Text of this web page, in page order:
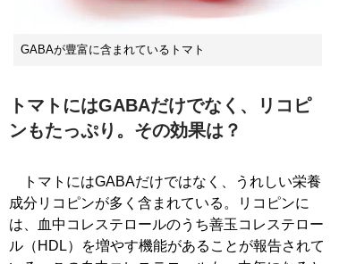
GABAが豊富に含まれているトマト
トマトにはGABAだけでなく、リコピ
ンもたっぷり。その効果は？
トマトにはGABAだけではなく、うれしい栄養
成分リコピンが多く含まれている。リコピンに
は、血中コレステロールのうち善玉コレステロー
ル（HDL）を増やす機能があることが報告されて